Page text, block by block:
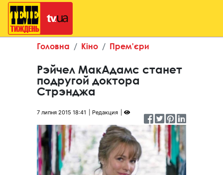
Головна Кіно Прем'єри
Рэйчел МакАдамс станет
подругой доктора
Стрэнджа
7 липня 2015 18:41 Редакция